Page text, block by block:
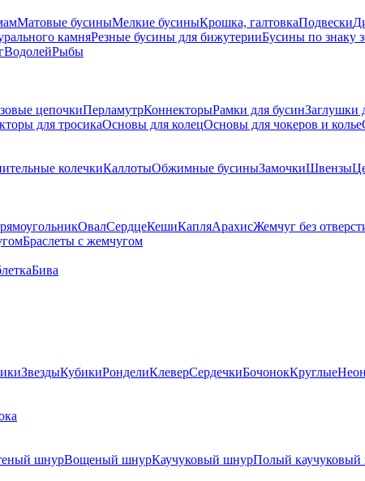
Матовые бусиныМелкие бусиныКрошка, галтовкаПодвески
камняРезные бусины для бижутерииБусины по знаку
ВодолейРыбы
цепочкиПерламутрКоннекторыРамки для бусинЗаглушки
для тросикаОсновы для колецОсновы для чокеров и колье
колечкиКаллотыОбжимные бусиныЗамочкиШвензы
ОвалСердцеКешиКапляАрахисЖемчуг без
Браслеты с жемчугом
Бива
ЗвездыКубикиРонделиКлеверСердечкиБочонокКруглые
шнурВощеный шнурКаучуковый шнурПолый